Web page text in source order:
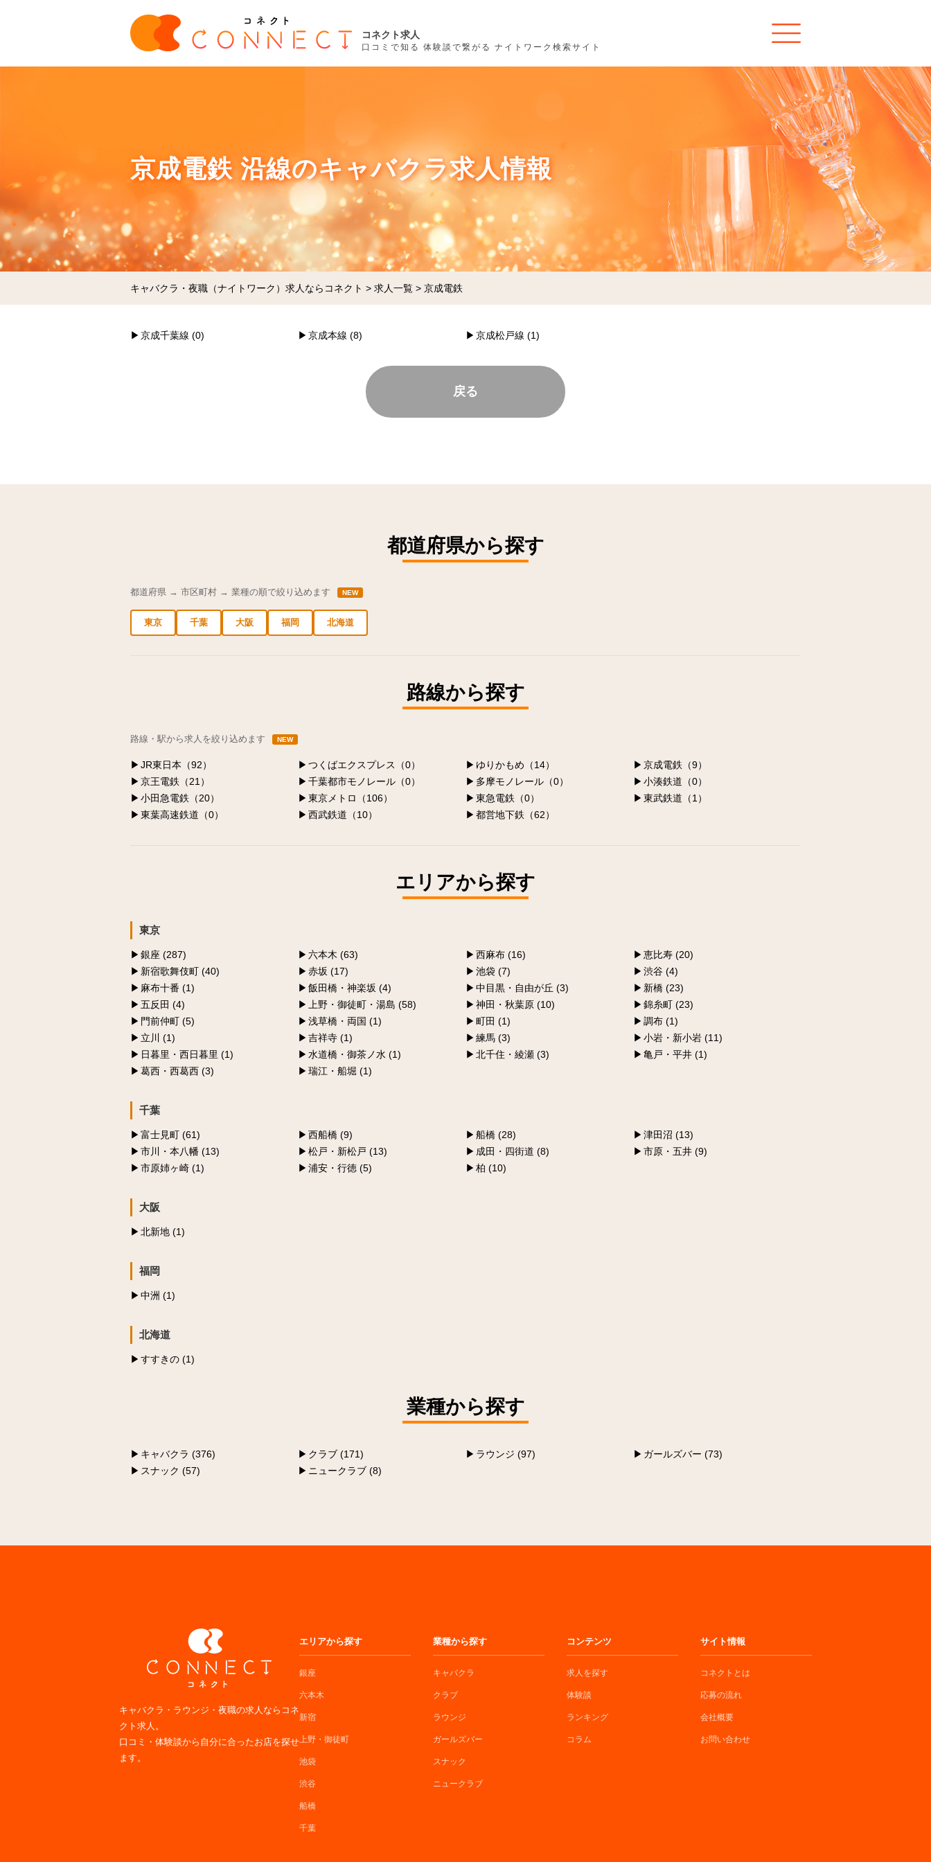
コネクト求人
口コミで知る 体験談で繋がる ナイトワーク検索サイト
京成電鉄 沿線のキャバクラ求人情報
キャバクラ・夜職（ナイトワーク）求人ならコネクト > 求人一覧 > 京成電鉄
京成千葉線 (0) 京成本線 (8) 京成松戸線 (1)
戻る
都道府県から探す
都道府県 → 市区町村 → 業種の順で絞り込めます NEW
東京 千葉 大阪 福岡 北海道
路線から探す
路線・駅から求人を絞り込めます NEW
JR東日本（92） つくばエクスプレス（0） ゆりかもめ（14）
京成電鉄（9）
京王電鉄（21）
千葉都市モノレール（0） 多摩モノレール（0）
小湊鉄道（0）
小田急電鉄（20）
東京メトロ（106） 東急電鉄（0）
東武鉄道（1）
東葉高速鉄道（0）
西武鉄道（10） 都営地下鉄（62）
エリアから探す
東京
銀座 (287) 六本木 (63) 西麻布 (16)
恵比寿 (20)
新宿歌舞伎町 (40)
赤坂 (17) 池袋 (7)
渋谷 (4)
麻布十番 (1)
飯田橋・神楽坂 (4) 中目黒・自由が丘 (3)
新橋 (23)
五反田 (4)
上野・御徒町・湯島 (58) 神田・秋葉原 (10)
錦糸町 (23)
門前仲町 (5)
浅草橋・両国 (1) 町田 (1)
調布 (1)
立川 (1)
吉祥寺 (1) 練馬 (3)
小岩・新小岩 (11)
日暮里・西日暮里 (1)
水道橋・御茶ノ水 (1) 北千住・綾瀬 (3)
亀戸・平井 (1)
葛西・西葛西 (3)
瑞江・船堀 (1)
千葉
富士見町 (61) 西船橋 (9) 船橋 (28)
津田沼 (13)
市川・本八幡 (13)
松戸・新松戸 (13) 成田・四街道 (8)
市原・五井 (9)
市原姉ヶ崎 (1)
浦安・行徳 (5) 柏 (10)
大阪
北新地 (1)
福岡
中洲 (1)
北海道
すすきの (1)
業種から探す
キャバクラ (376) クラブ (171) ラウンジ (97)
ガールズバー (73)
スナック (57)
ニュークラブ (8)
キャバクラ・ラウンジ・夜職の求人ならコネ
クト求人。
口コミ・体験談から自分に合ったお店を探せ
ます。
エリアから探す
銀座
六本木
新宿
上野・御徒町
池袋
渋谷
船橋
千葉
業種から探す
キャバクラ
クラブ
ラウンジ
ガールズバー
スナック
ニュークラブ
コンテンツ
求人を探す
体験談
ランキング
コラム
サイト情報
コネクトとは
応募の流れ
会社概要
お問い合わせ